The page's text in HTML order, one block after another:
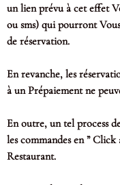
un lien prévu à cet effet
ou sms) qui pourront
de réservation.
En revanche, les
à un Prépaiement ne
En outre, un tel process
les commandes en ”
Restaurant.